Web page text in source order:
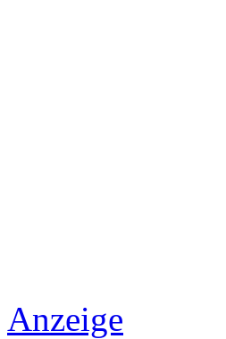
Anzeige